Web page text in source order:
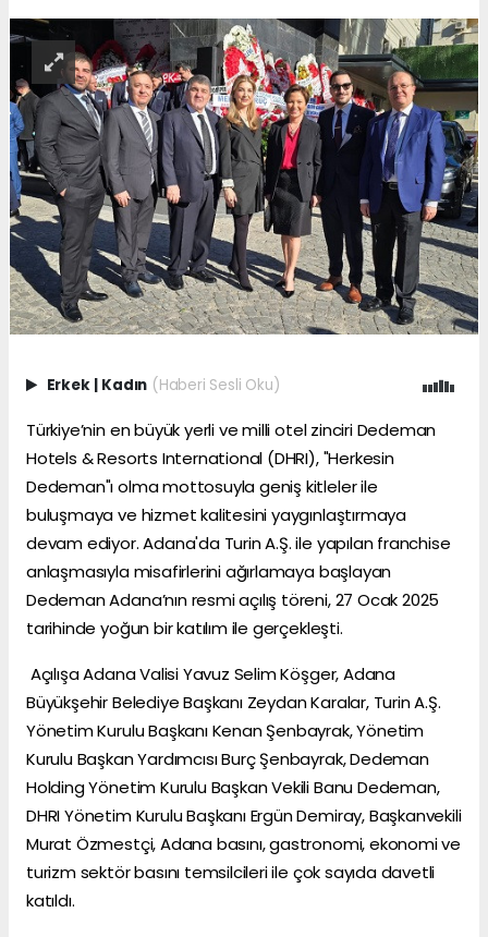
Erkek Kadın (Haberi Sesli Oku)
Türkiye’nin en büyük yerli ve milli otel zinciri Dedeman
Hotels & Resorts International (DHRI), "Herkesin
Dedeman"ı olma mottosuyla geniş kitleler ile
buluşmaya ve hizmet kalitesini yaygınlaştırmaya
devam ediyor. Adana'da Turin A.Ş. ile yapılan franchise
anlaşmasıyla misafirlerini ağırlamaya başlayan
Dedeman Adana’nın resmi açılış töreni, 27 Ocak 2025
tarihinde yoğun bir katılım ile gerçekleşti.
Açılışa Adana Valisi Yavuz Selim Köşger, Adana
Büyükşehir Belediye Başkanı Zeydan Karalar, Turin A.Ş.
Yönetim Kurulu Başkanı Kenan Şenbayrak, Yönetim
Kurulu Başkan Yardımcısı Burç Şenbayrak, Dedeman
Holding Yönetim Kurulu Başkan Vekili Banu Dedeman,
DHRI Yönetim Kurulu Başkanı Ergün Demiray, Başkanvekili
Murat Özmestçi, Adana basını, gastronomi, ekonomi ve
turizm sektör basını temsilcileri ile çok sayıda davetli
katıldı.